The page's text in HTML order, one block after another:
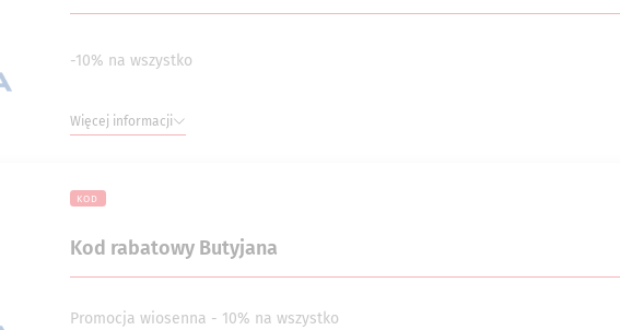
-10% na wszystko
Więcej informacji
KOD
Kod rabatowy Butyjana
Promocja wiosenna - 10% na wszystko